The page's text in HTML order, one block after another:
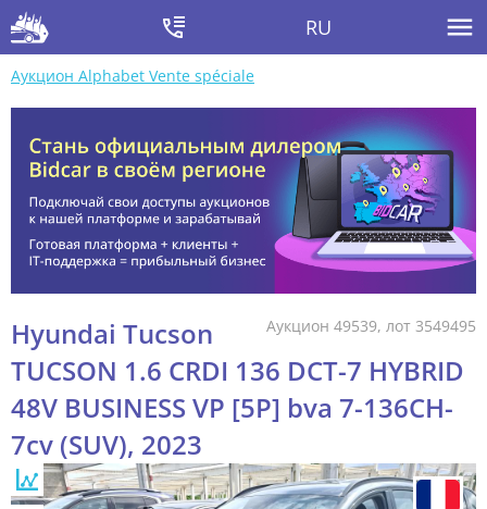
RU
Аукцион Alphabet Vente spéciale
Аукцион 49539, лот 3549495
Hyundai Tucson
TUCSON 1.6 CRDI 136 DCT-7 HYBRID
48V BUSINESS VP [5P] bva 7-136CH-
7cv (SUV), 2023